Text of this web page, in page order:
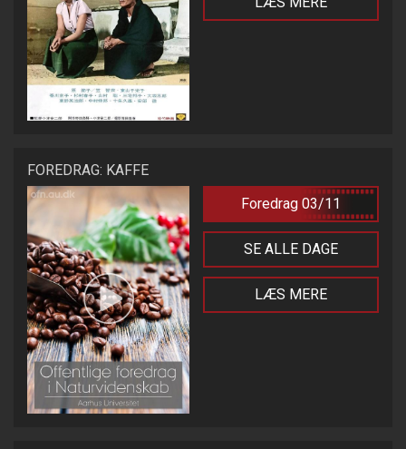
FOREDRAG: KAFFE
Foredrag 03/11
SE ALLE DAGE
LÆS MERE